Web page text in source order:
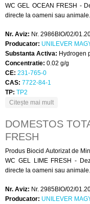
WC GEL OCEAN FRESH -
directe la oameni sau animale.
Nr. Aviz: Nr. 2986BIO/02/
Producator: UNILEVER
Substanta Activa: Hydrogen
Concentratie: 0.02 g/g
CE: 231-765-0
CAS: 7722-84-1
TP: TP2
Citește mai mult
DOMESTOS
FRESH
Produs Biocid Autorizat de
WC GEL LIME FRESH -
directe la oameni sau animale.
Nr. Aviz: Nr. 2985BIO/02/
Producator: UNILEVER